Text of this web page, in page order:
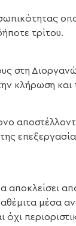
τρίτου.
στη
κλήρωση